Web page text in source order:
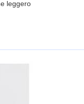
leggero